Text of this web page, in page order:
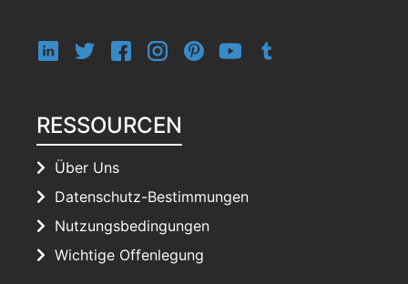
RESSOURCEN
Über Uns
Datenschutz-Bestimmungen
Nutzungsbedingungen
Wichtige Offenlegung